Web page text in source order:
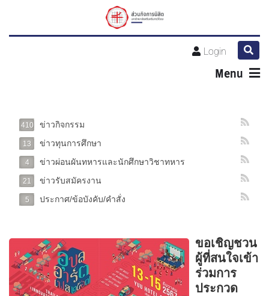
Login
Menu
410 ข่าวกิจกรรม
13 ข่าวทุนการศึกษา
4 ข่าวผ่อนผันทหารและนักศึกษาวิชาทหาร
21 ข่าวรับสมัครงาน
5 ประกาศ/ข้อบังคับ/คำสั่ง
ขอเชิญชวน
ผู้ที่สนใจเข้า
ร่วมการ
ประกวด